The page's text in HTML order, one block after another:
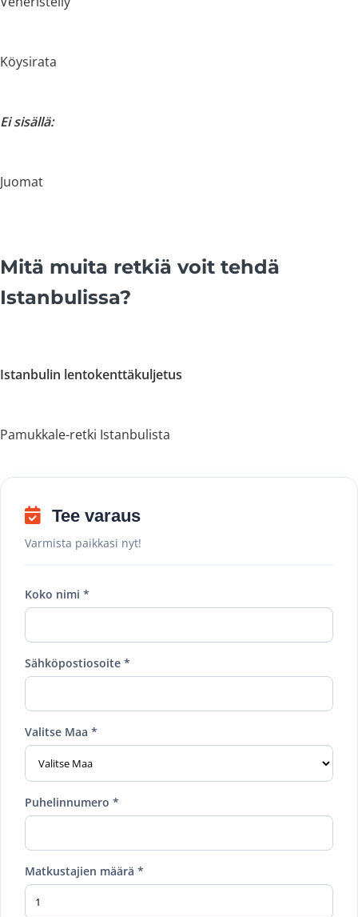
Köysirata
Ei sisällä:
Juomat
Mitä muita retkiä voit tehdä
Istanbulissa?
Istanbulin lentokenttäkuljetus
Pamukkale-retki Istanbulista
Tee varaus
Varmista paikkasi nyt!
Koko nimi *
Sähköpostiosoite *
Valitse Maa *
Puhelinnumero *
Matkustajien määrä *